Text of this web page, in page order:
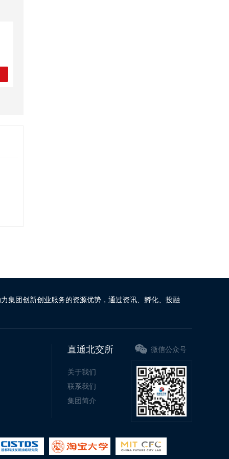
集团创新创业服务的资源优势，通过资讯、孵化、投融
直通北交所
关于我们
联系我们
集团简介
微信公众号